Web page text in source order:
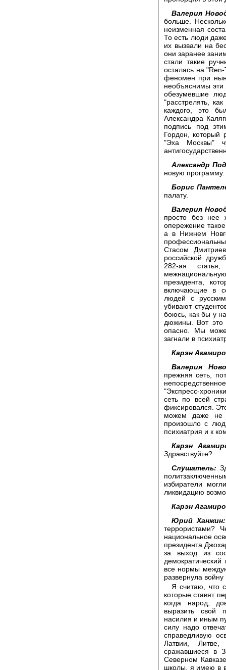
Валерия
больше.
неизменная
То есть люди
их вызвали на
они заранее
стали такие
осталась на
феномен при
необъяснимы эти
обезумевшие
"расстрелять,
каждого, это
Александра
подпись под
Гордон, который
"Эха Москвы"
Александр
новую программу.
Борис
палату.
Валерия
просто без
опережение
а в Нижнем
Стасом
российской
282-ая
президента,
включающие в
людей с
убивают
боюсь, как бы у
дюжины. Вот это
опасно. Мы
загнали в
Карэн
Валерия
прежняя сеть,
"Экспресс-
сеть по всей
фиксировался.
можем даже не
произошло с
психиатрия и к
Карэн
Здравствуйте?
Слушатель:
избиратели
ликвидацию
Карэн
Юрий Ханжин:
террористами?
национальное
президента
за выход из
все нормы
развернула
Я считаю, что
которые ставят
когда народ,
выразить свой
насилия и иным
силу надо
справедливую
Латвии, Литве,
сражавшиеся в
Северном
школы, я имею в